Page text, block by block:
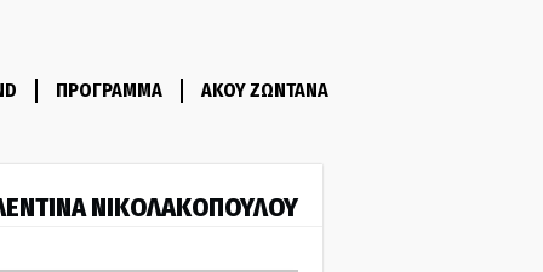
ΠΡΟΓΡΑΜΜΑ ΑΚΟΥ ΖΩΝΤΑΝΑ
ΝΙΚΟΛΑΚΟΠΟΥΛΟΥ